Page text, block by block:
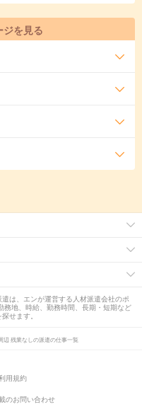
を見る
は、エンが運営する人材派遣会社のポ
務地、時給、勤務時間、長期・短期など
せます。
辺 残業なしの派遣の仕事一覧
用規約
のお問い合わせ